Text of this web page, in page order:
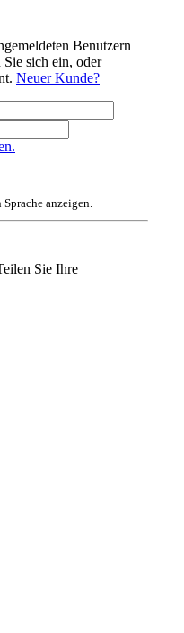
Benutzern
sich ein, oder
Neuer Kunde?
anzeigen.
Sie Ihre